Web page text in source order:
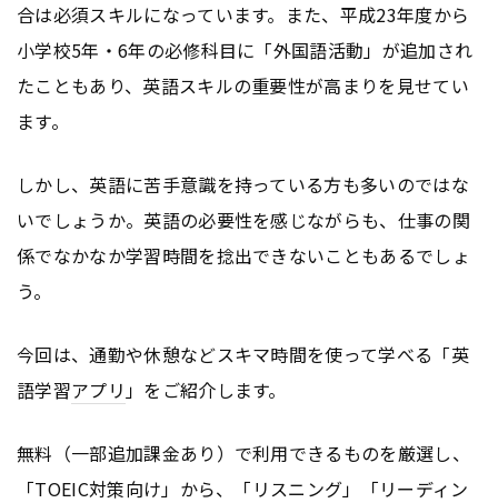
合は必須スキルになっています。また、平成23年度から
小学校5年・6年の必修科目に「外国語活動」が追加され
たこともあり、英語スキルの重要性が高まりを見せてい
ます。
しかし、英語に苦手意識を持っている方も多いのではな
いでしょうか。英語の必要性を感じながらも、仕事の関
係でなかなか学習時間を捻出できないこともあるでしょ
う。
今回は、通勤や休憩などスキマ時間を使って学べる「英
語学習アプリ」をご紹介します。
無料（一部追加課金あり）で利用できるものを厳選し、
「TOEIC対策向け」から、「リスニング」「リーディン